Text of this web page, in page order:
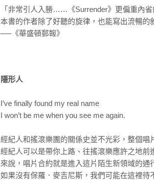
第三部分
28. 美麗的一天
32. 平凡的愛
34. 走出自己的路
35. 每一道碎浪
37. 愛大過所有路上的阻礙
38. 臣服的那一刻
39. 女主人
「非常引人入勝……《Surrender》更偏重內
本書的作者除了好聽的旋律，也能寫出流暢的
──《華盛頓郵報》
「每當聚光燈亮起時，《Surrender》都會飛
語言機智而獨特，無論是談及他與父親之間的
──《紐約時報》
自嘲、時常令人捧腹大笑。」
──《Vulture雜誌》
「這是波諾最棒的作品：深刻、自我反省、
隱形人
I’ve finally found my real name
I won’t be me when you see me again.
經紀人和搖滾樂團的關係史並不光彩，整個唱
經紀人可以是帶你上路、往搖滾樂應許之地
來說，唱片合約就是進入這片陌生新領域的
如果沒有保羅．麥吉尼斯，我們可能在這裡待